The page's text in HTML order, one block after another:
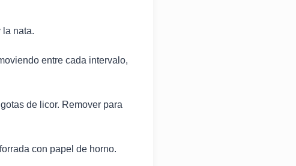
la nata.
entre cada intervalo,
de licor. Remover para
con papel de horno.